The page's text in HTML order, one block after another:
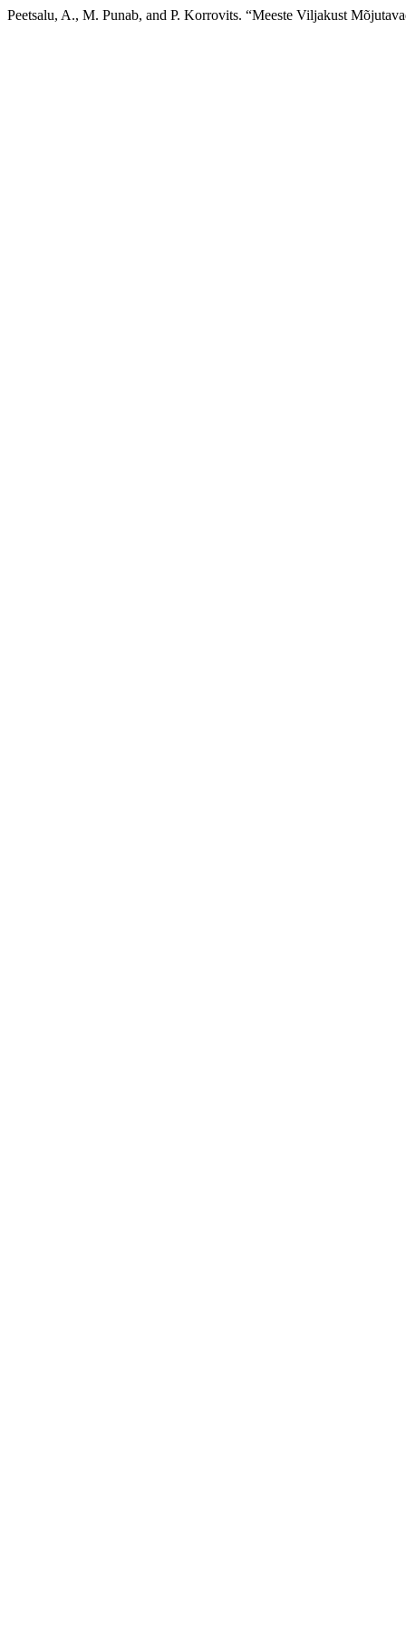
Peetsalu, A., M. Punab, and P. Korrovits. “Meeste Viljakust